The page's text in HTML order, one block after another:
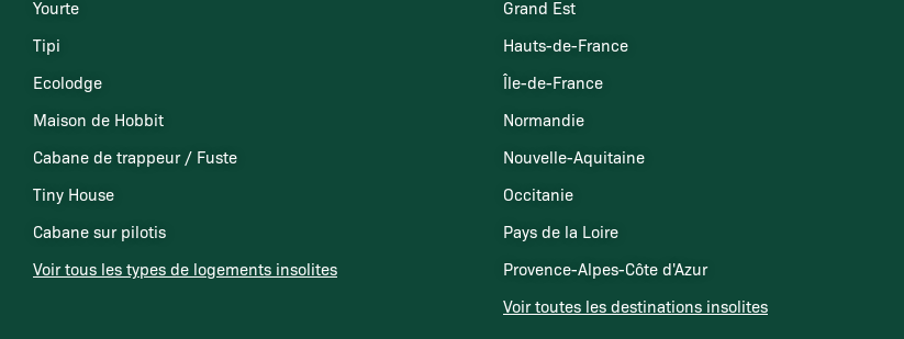
Yourte
Tipi
Ecolodge
Maison de Hobbit
Cabane de trappeur / Fuste
Tiny House
Cabane sur pilotis
Voir tous les types de logements insolites
Grand Est
Hauts-de-France
Île-de-France
Normandie
Nouvelle-Aquitaine
Occitanie
Pays de la Loire
Provence-Alpes-Côte d'Azur
Voir toutes les destinations insolites